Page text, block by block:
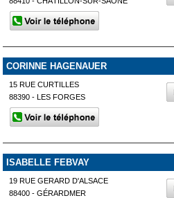
CORINNE HAGENAUER
15 RUE CURTILLES
88390 - LES FORGES
ISABELLE FEBVAY
19 RUE GERARD D'ALSACE
88400 - GÉRARDMER